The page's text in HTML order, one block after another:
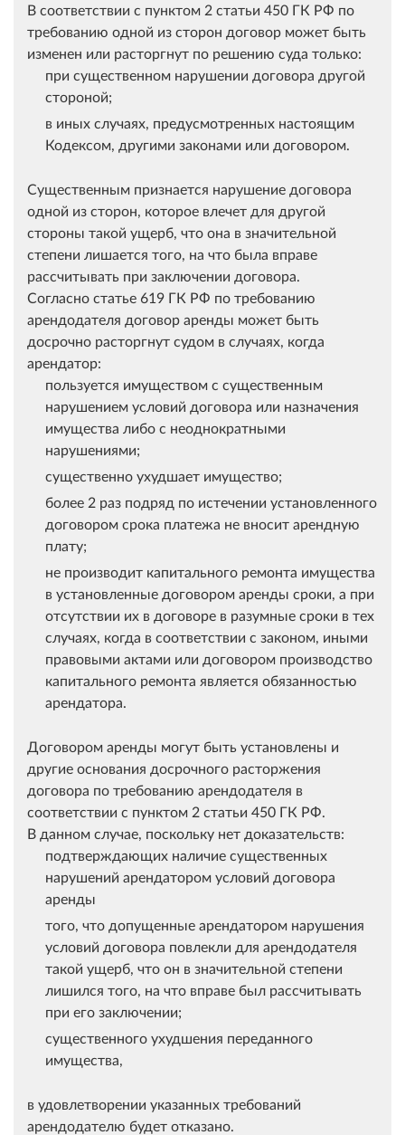
В соответствии с пунктом 2 статьи 450 ГК РФ по
требованию одной из сторон договор может быть
изменен или расторгнут по решению суда только:
при существенном нарушении договора другой
стороной;
в иных случаях, предусмотренных настоящим
Кодексом, другими законами или договором.
Существенным признается нарушение договора
одной из сторон, которое влечет для другой
стороны такой ущерб, что она в значительной
степени лишается того, на что была вправе
рассчитывать при заключении договора.
Согласно статье 619 ГК РФ по требованию
арендодателя договор аренды может быть
досрочно расторгнут судом в случаях, когда
арендатор:
пользуется имуществом с существенным
нарушением условий договора или назначения
имущества либо с неоднократными
нарушениями;
существенно ухудшает имущество;
более 2 раз подряд по истечении установленного
договором срока платежа не вносит арендную
плату;
не производит капитального ремонта имущества
в установленные договором аренды сроки, а при
отсутствии их в договоре в разумные сроки в тех
случаях, когда в соответствии с законом, иными
правовыми актами или договором производство
капитального ремонта является обязанностью
арендатора.
Договором аренды могут быть установлены и
другие основания досрочного расторжения
договора по требованию арендодателя в
соответствии с пунктом 2 статьи 450 ГК РФ.
В данном случае, поскольку нет доказательств:
подтверждающих наличие существенных
нарушений арендатором условий договора
аренды
того, что допущенные арендатором нарушения
условий договора повлекли для арендодателя
такой ущерб, что он в значительной степени
лишился того, на что вправе был рассчитывать
при его заключении;
существенного ухудшения переданного
имущества,
в удовлетворении указанных требований
арендодателю будет отказано.